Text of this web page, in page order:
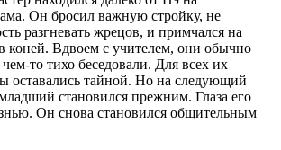
Он бросил важную стройку, не
разгневать жрецов, и примчался на
коней. Вдвоем с учителем, они обычно
то тихо беседовали. Для всех их
оставались тайной. Но на следующий
становился прежним. Глаза его
Он снова становился общительным